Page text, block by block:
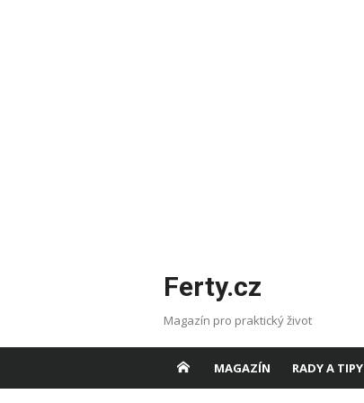
Ferty.cz
Magazín pro praktický život
MAGAZÍN RADY A TIPY